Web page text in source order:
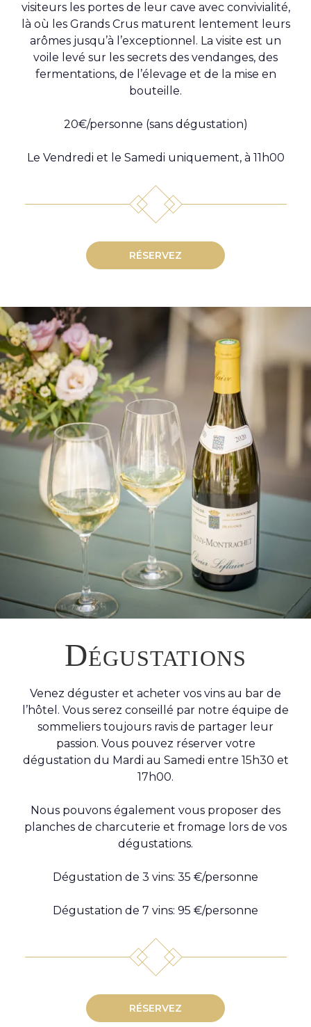
visiteurs les portes de leur cave avec convivialité,
là où les Grands Crus maturent lentement leurs
arômes jusqu’à l’exceptionnel. La visite est un
voile levé sur les secrets des vendanges, des
fermentations, de l’élevage et de la mise en
bouteille.
20€/personne (sans dégustation)
Le Vendredi et le Samedi uniquement, à 11h00
RÉSERVEZ
Dégustations
Venez déguster et acheter vos vins au bar de
l’hôtel. Vous serez conseillé par notre équipe de
sommeliers toujours ravis de partager leur
passion. Vous pouvez réserver votre
dégustation du Mardi au Samedi entre 15h30 et
17h00.
Nous pouvons également vous proposer des
planches de charcuterie et fromage lors de vos
dégustations.
Dégustation de 3 vins: 35 €/personne
Dégustation de 7 vins: 95 €/personne
RÉSERVEZ